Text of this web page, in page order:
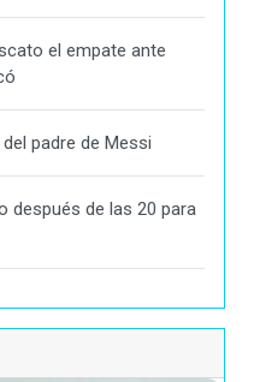
el empate ante
padre de Messi
después de las 20 para